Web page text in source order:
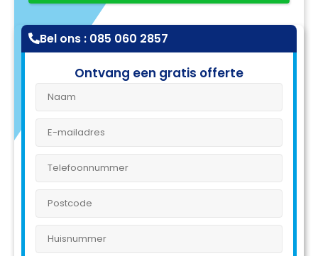
Bel ons : 085 060 2857
Ontvang een gratis offerte